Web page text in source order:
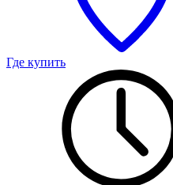
Где купить